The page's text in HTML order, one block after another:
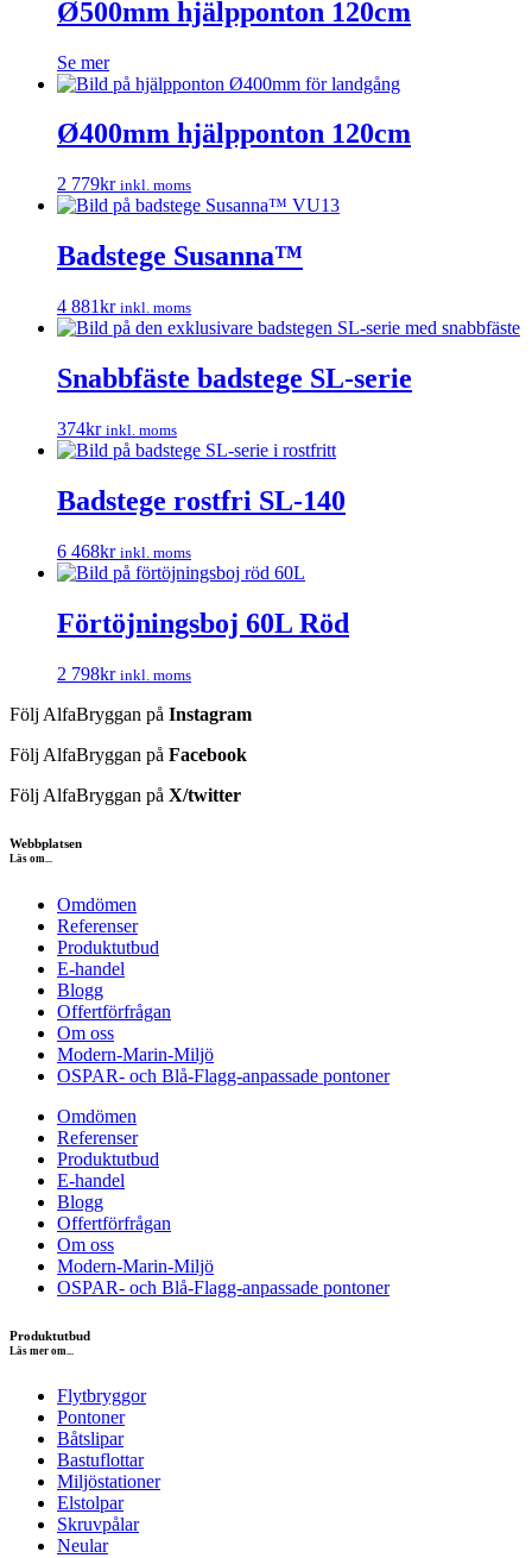
Ø500mm hjälpponton 120cm
Se mer
Ø400mm hjälpponton 120cm
2 779kr inkl. moms
Badstege Susanna™
4 881kr inkl. moms
Snabbfäste badstege SL-serie
374kr inkl. moms
Badstege rostfri SL-140
6 468kr inkl. moms
Förtöjningsboj 60L Röd
2 798kr inkl. moms
Följ AlfaBryggan på Instagram
Följ AlfaBryggan på Facebook
Följ AlfaBryggan på X/twitter
Webbplatsen
Läs om...
Omdömen
Referenser
Produktutbud
E-handel
Blogg
Offertförfrågan
Om oss
Modern-Marin-Miljö
OSPAR- och Blå-Flagg-anpassade pontoner
Omdömen
Referenser
Produktutbud
E-handel
Blogg
Offertförfrågan
Om oss
Modern-Marin-Miljö
OSPAR- och Blå-Flagg-anpassade pontoner
Produktutbud
Läs mer om...
Flytbryggor
Pontoner
Båtslipar
Bastuflottar
Miljöstationer
Elstolpar
Skruvpålar
Neular